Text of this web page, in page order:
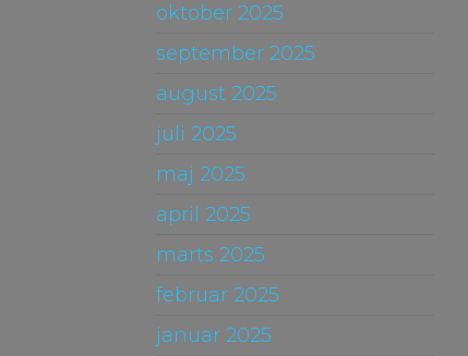
oktober 2025
september 2025
august 2025
juli 2025
maj 2025
april 2025
marts 2025
februar 2025
januar 2025